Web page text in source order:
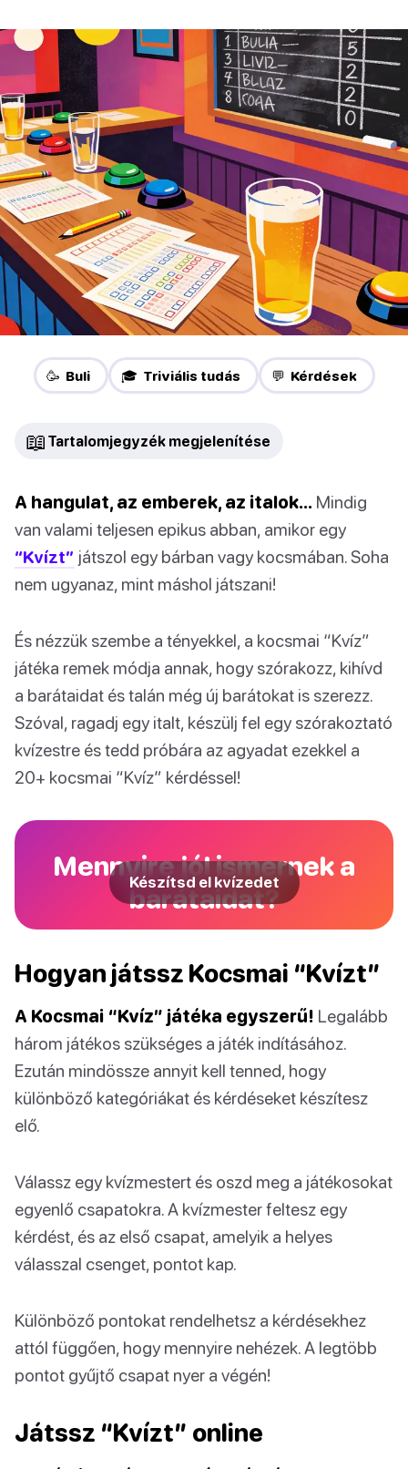
🥳 Buli 🎓 Triviális tudás 💬 Kérdések
📖 Tartalomjegyzék megjelenítése
A hangulat, az emberek, az italok… Mindig
van valami teljesen epikus abban, amikor egy
“Kvízt” játszol egy bárban vagy kocsmában. Soha
nem ugyanaz, mint máshol játszani!
És nézzük szembe a tényekkel, a kocsmai “Kvíz”
játéka remek módja annak, hogy szórakozz, kihívd
a barátaidat és talán még új barátokat is szerezz.
Szóval, ragadj egy italt, készülj fel egy szórakoztató
kvízestre és tedd próbára az agyadat ezekkel a
20+ kocsmai “Kvíz” kérdéssel!
Mennyire jól ismernek a
barátaidat?
Készítsd el kvízedet
Hogyan játssz Kocsmai “Kvízt”
A Kocsmai “Kvíz” játéka egyszerű! Legalább
három játékos szükséges a játék indításához.
Ezután mindössze annyit kell tenned, hogy
különböző kategóriákat és kérdéseket készítesz
elő.
Válassz egy kvízmestert és oszd meg a játékosokat
egyenlő csapatokra. A kvízmester feltesz egy
kérdést, és az első csapat, amelyik a helyes
válasszal csenget, pontot kap.
Különböző pontokat rendelhetsz a kérdésekhez
attól függően, hogy mennyire nehézek. A legtöbb
pontot gyűjtő csapat nyer a végén!
Játssz “Kvízt” online